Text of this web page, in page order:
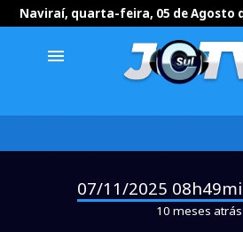
Naviraí, quarta-feira, 05 de Agosto
menu
07/11/2025
10 meses atrás